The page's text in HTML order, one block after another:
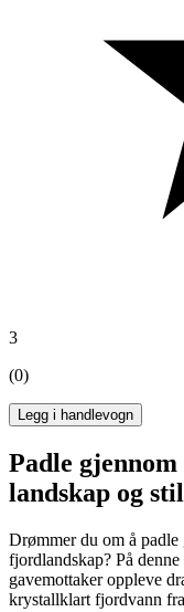
3
(0)
Legg i handlevogn
Padle
landskap og
Drømmer du om å
fjordlandskap? På
gavemottaker oppleve
krystallklart fjordvann